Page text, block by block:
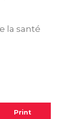
la santé
Print